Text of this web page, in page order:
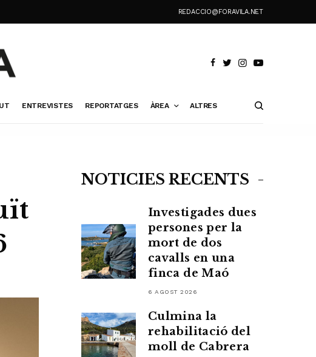
REDACCIO@FORAVILA.NET
ENTREVISTES REPORTATGES ÀREA ALTRES
NOTÍCIES RECENTS
Investigades dues
persones per la
mort de dos
cavalls en una
finca de Maó
6 AGOST 2026
Culmina la
rehabilitació del
moll de Cabrera